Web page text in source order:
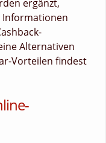
ergänzt,
Informationen
Alternativen
Vorteilen findest